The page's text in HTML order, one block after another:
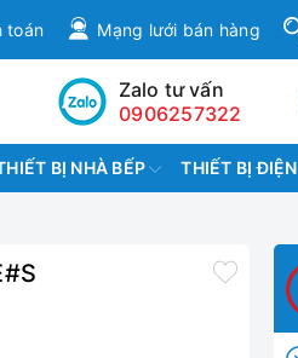
toán Mạng lưới bán hàng
Zalo tư vấn
0906257322
BỊ NHÀ BẾP THIẾT BỊ ĐIỆN